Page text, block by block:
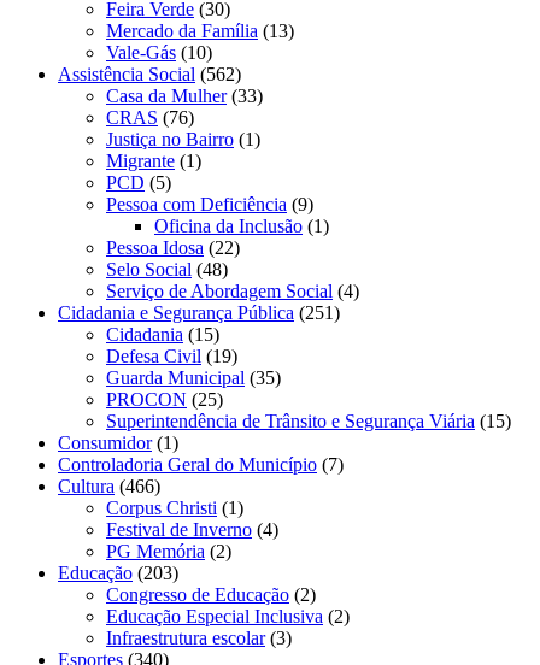
Feira Verde (30)
Mercado da Família (13)
Vale-Gás (10)
Assistência Social (562)
Casa da Mulher(33)
CRAS (76)
Justiça no Bairro (1)
Migrante (1)
PCD (5)
Pessoa com Deficiência (9)
Oficina da Inclusão (1)
Pessoa Idosa (22)
Selo Social (48)
Serviço de Abordagem Social (4)
Cidadania e Segurança Pública (251)
Cidadania (15)
Defesa Civil (19)
Guarda Municipal (35)
PROCON (25)
Superintendência de Trânsito e Segurança Viária (15)
Consumidor(1)
Controladoria Geral do Município (7)
Cultura (466)
Corpus Christi (1)
Festival de Inverno (4)
PG Memória (2)
Educação (203)
Congresso de Educação (2)
Educação Especial Inclusiva (2)
Infraestrutura escolar(3)
Esportes (340)